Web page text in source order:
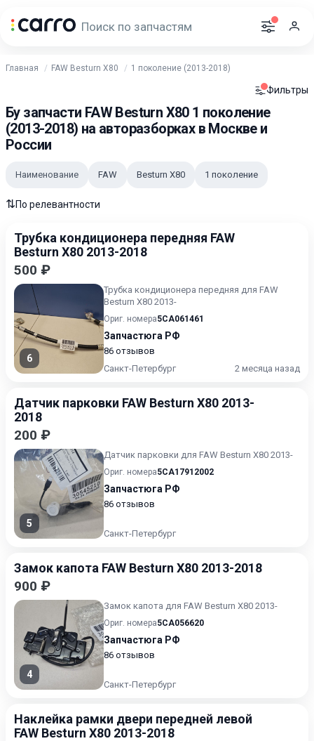
Главная FAW Besturn X80 1 поколение (2013-2018)
Фильтры
Бу запчасти FAW Besturn X80 1 поколение
(2013-2018) на авторазборках в Москве и
России
Наименование FAW Besturn X80 1 поколение
⇅По релевантности
Трубка кондиционера передняя FAW
Besturn X80 2013-2018
500 ₽
6
Трубка кондиционера передняя для FAW
Besturn X80 2013-
Ориг. номера5CA061461
Запчастюга РФ
86 отзывов
Санкт-Петербург
2 месяца назад
Датчик парковки FAW Besturn X80 2013-
2018
200 ₽
5
Датчик парковки для FAW Besturn X80 2013-
Ориг. номера5CA17912002
Запчастюга РФ
86 отзывов
Санкт-Петербург
Замок капота FAW Besturn X80 2013-2018
900 ₽
4
Замок капота для FAW Besturn X80 2013-
Ориг. номера5CA056620
Запчастюга РФ
86 отзывов
Санкт-Петербург
Наклейка рамки двери передней левой
FAW Besturn X80 2013-2018